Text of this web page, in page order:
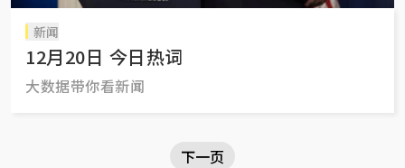
新闻
12月20日 今日热词
大数据带你看新闻
下一页